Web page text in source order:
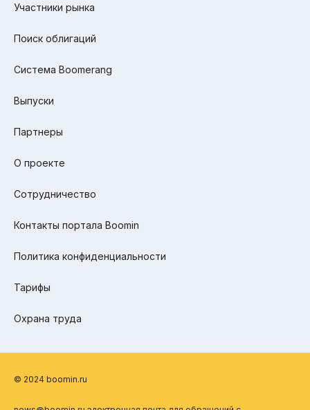
Участники рынка
Поиск облигаций
Система Boomerang
Выпуски
Партнеры
О проекте
Сотрудничество
Контакты портала Boomin
Политика конфиденциальности
Тарифы
Охрана труда
© 2024 boomin.ru